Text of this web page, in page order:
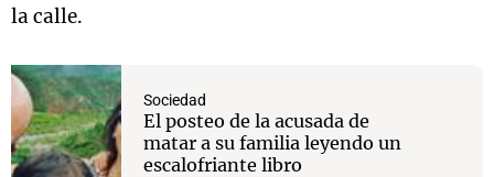
la calle.
Sociedad
El posteo de la acusada de
matar a su familia leyendo un
escalofriante libro